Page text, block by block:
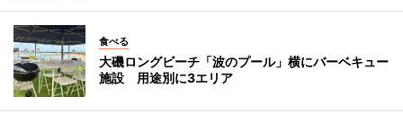
食べる
大磯ロングビーチ「波のプール」横にバーベキュー
施設 用途別に3エリア